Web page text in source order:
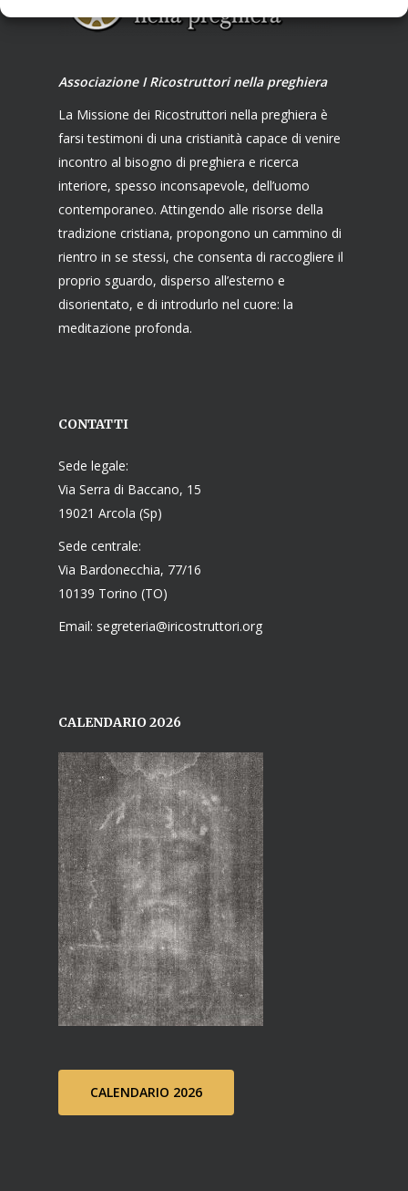
Associazione I Ricostruttori nella preghiera
La Missione dei Ricostruttori nella preghiera è
farsi testimoni di una cristianità capace di venire
incontro al bisogno di preghiera e ricerca
interiore, spesso inconsapevole, dell’uomo
contemporaneo. Attingendo alle risorse della
tradizione cristiana, propongono un cammino di
rientro in se stessi, che consenta di raccogliere il
proprio sguardo, disperso all’esterno e
disorientato, e di introdurlo nel cuore: la
meditazione profonda.
CONTATTI
Sede legale:
Via Serra di Baccano, 15
19021 Arcola (Sp)
Sede centrale:
Via Bardonecchia, 77/16
10139 Torino (TO)
Email: segreteria@iricostruttori.org
CALENDARIO 2026
CALENDARIO 2026